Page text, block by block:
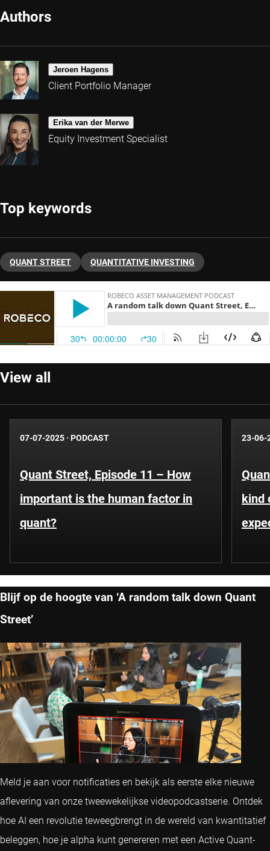
Authors
Jeroen Hagens
Client Portfolio Manager
Erika van der Merwe
Equity Investment Specialist
Top keywords
QUANT STREET QUANTITATIVE INVESTING
View all
07-07-2025 · PODCAST
Quant Street, Episode 11 – How
important is the human factor in
quant?
23-06-
kind
Blijf op de hoogte van ‘A random talk down Quant
Street’
Meld je aan voor notificaties en bekijk als eerste elke nieuwe
aflevering van onze tweewekelijkse videopodcastserie. Ontdek
hoe AI een revolutie teweegbrengt in de wereld van kwantitatief
beleggen, hoe je alpha kunt genereren met een Active Quant-